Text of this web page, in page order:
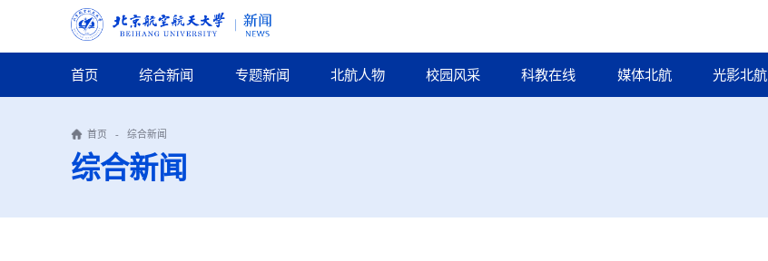
首页 综合新闻 专题新闻 北航人物 校园风采 科教在线 媒体北航 光影北航
首页 - 综合新闻
综合新闻